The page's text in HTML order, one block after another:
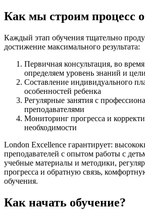
Как мы строим процесс
Каждый этап обучения тщательно
достижение максимального результата:
Первичная консультация, во
определяем уровень знаний и
Составление индивидуального
особенностей ребенка
Регулярные занятия с
преподавателями
Мониторинг прогресса и
необходимости
London Excellence гарантирует:
преподавателей с опытом работы с
учебные материалы и методики,
прогресса и обратную связь,
обучения.
Как начать обучение?